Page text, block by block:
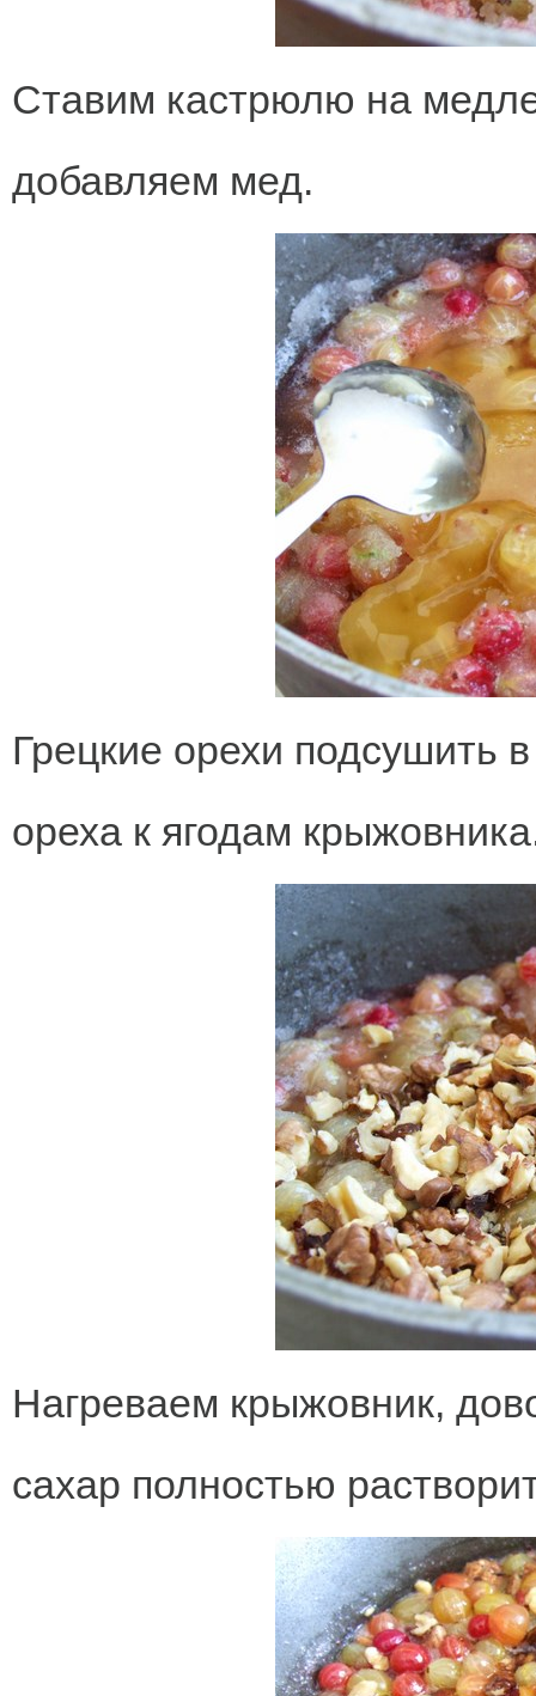
Ставим кастрюлю на
добавляем мед.
Грецкие орехи подсушить
ореха к ягодам
Нагреваем крыжовник,
сахар полностью